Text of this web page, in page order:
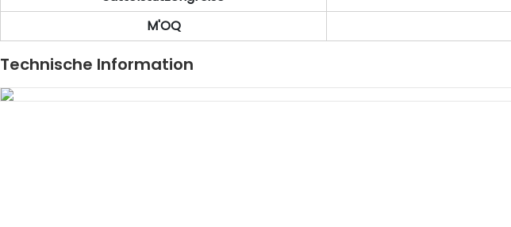
M'OQ
Technische Information